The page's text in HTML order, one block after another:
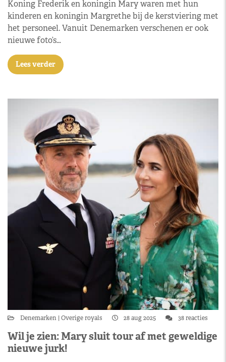
Koning Frederik en koningin Mary waren met hun
kinderen en koningin Margrethe bij de kerstviering met
het personeel. Vanuit Denemarken verschenen er ook
nieuwe foto’s…
Lees verder
Denemarken Overige royals 28 aug 2025 38 reacties
Wil je zien: Mary sluit tour af met geweldige
nieuwe jurk!